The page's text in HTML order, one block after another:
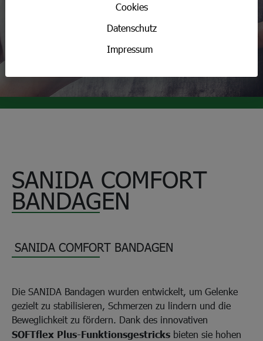
SANIDA
sichert. stärkt. schützt.
SANIDA COMFORT
BANDAGEN
SANIDA COMFORT BANDAGEN
Die SANIDA Bandagen wurden entwickelt, um Gelenke
gezielt zu stabilisieren, Schmerzen zu lindern und die
Beweglichkeit zu fördern. Dank des innovativen
SOFTflex Plus-Funktionsgestricks bieten sie hohen
Cookies
Datenschutz
Impressum